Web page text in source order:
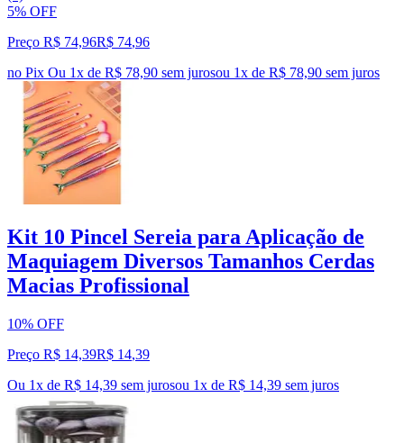
5% OFF
Preço R$ 74,96R$ 74,96
no Pix Ou 1x de R$ 78,90 sem jurosou 1x de R$ 78,90 sem juros
Kit 10 Pincel Sereia para Aplicação de
Maquiagem Diversos Tamanhos Cerdas
Macias Profissional
10% OFF
Preço R$ 14,39R$ 14,39
Ou 1x de R$ 14,39 sem jurosou 1x de R$ 14,39 sem juros